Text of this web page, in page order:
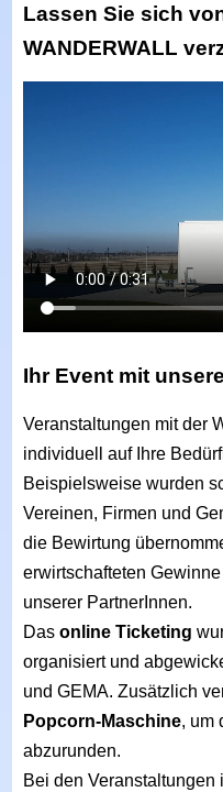
Lassen Sie sich
WANDERWALL
Ihr Event mit
Veranstaltungen mit der
individuell auf Ihre
Beispielsweise wurden
Vereinen, Firmen und
die Bewirtung
erwirtschafteten
unserer PartnerInnen.
Das online Ticketing
organisiert und
und GEMA. Zusätzlich
Popcorn-Maschine, um
abzurunden.
Bei den